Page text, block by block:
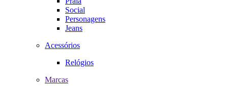
Social
Personagens
Jeans
Acessórios
Relógios
Marcas